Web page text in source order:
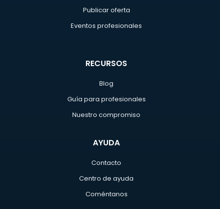
Publicar oferta
Eventos profesionales
RECURSOS
Blog
Guía para profesionales
Nuestro compromiso
AYUDA
Contacto
Centro de ayuda
Coméntanos